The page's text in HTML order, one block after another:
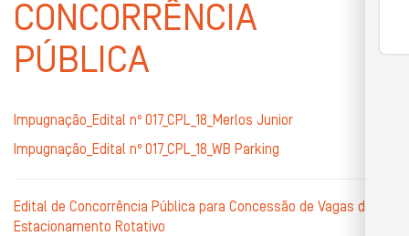
CONCORRÊNCIA
PÚBLICA
Impugnação_Edital nº 017_CPL_18_Merlos Junior
Impugnação_Edital nº 017_CPL_18_WB Parking
Edital de Concorrência Pública para Concessão de Vagas de
Estacionamento Rotativo